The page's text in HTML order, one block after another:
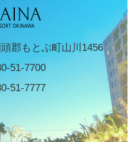
郡もとぶ町山川1456
51-7700
51-7777